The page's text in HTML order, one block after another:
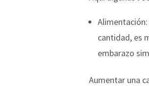
Alimentación
cantidad, es
embarazo
Aumentar una